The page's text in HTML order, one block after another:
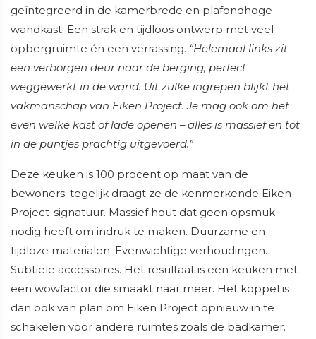
geïntegreerd in de kamerbrede en plafondhoge
wandkast. Een strak en tijdloos ontwerp met veel
opbergruimte én een verrassing. “Helemaal links zit
een verborgen deur naar de berging, perfect
weggewerkt in de wand. Uit zulke ingrepen blijkt het
vakmanschap van Eiken Project. Je mag ook om het
even welke kast of lade openen – alles is massief en tot
in de puntjes prachtig uitgevoerd.”
Deze keuken is 100 procent op maat van de
bewoners; tegelijk draagt ze de kenmerkende Eiken
Project-signatuur. Massief hout dat geen opsmuk
nodig heeft om indruk te maken. Duurzame en
tijdloze materialen. Evenwichtige verhoudingen.
Subtiele accessoires. Het resultaat is een keuken met
een wowfactor die smaakt naar meer. Het koppel is
dan ook van plan om Eiken Project opnieuw in te
schakelen voor andere ruimtes zoals de badkamer.